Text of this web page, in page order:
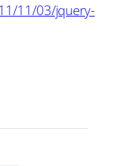
11/03/jquery-